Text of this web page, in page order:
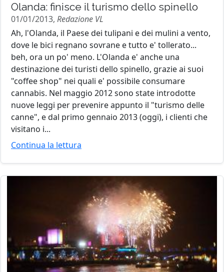
Olanda: finisce il turismo dello spinello
01/01/2013, Redazione VL
Ah, l'Olanda, il Paese dei tulipani e dei mulini a vento,
dove le bici regnano sovrane e tutto e' tollerato...
beh, ora un po' meno. L'Olanda e' anche una
destinazione dei turisti dello spinello, grazie ai suoi
"coffee shop" nei quali e' possibile consumare
cannabis. Nel maggio 2012 sono state introdotte
nuove leggi per prevenire appunto il "turismo delle
canne", e dal primo gennaio 2013 (oggi), i clienti che
visitano i...
Continua la lettura